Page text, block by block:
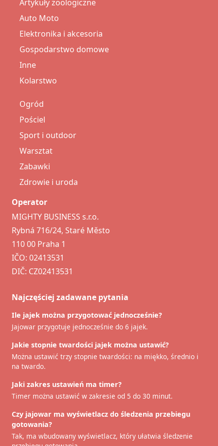
Artykuły zoologiczne
Auto Moto
Elektronika i akcesoria
Gospodarstwo domowe
Inne
Kolarstwo
Ogród
Pościel
Sport i outdoor
Warsztat
Zabawki
Zdrowie i uroda
Operator
MIGHTY BUSINESS s.r.o.
Rybná 716/24, Staré Město
110 00 Praha 1
IČO: 02413531
DIČ: CZ02413531
Najczęściej zadawane pytania
Ile jajek można przygotować jednocześnie?
Jajowar przygotuje jednocześnie do 6 jajek.
Jakie stopnie twardości jajek można ustawić?
Można ustawić trzy stopnie twardości: na miękko, średnio i
na twardo.
Jaki zakres ustawień ma timer?
Timer można ustawić w zakresie od 5 do 30 minut.
Czy jajowar ma wyświetlacz do śledzenia przebiegu
gotowania?
Tak, ma wbudowany wyświetlacz, który ułatwia śledzenie